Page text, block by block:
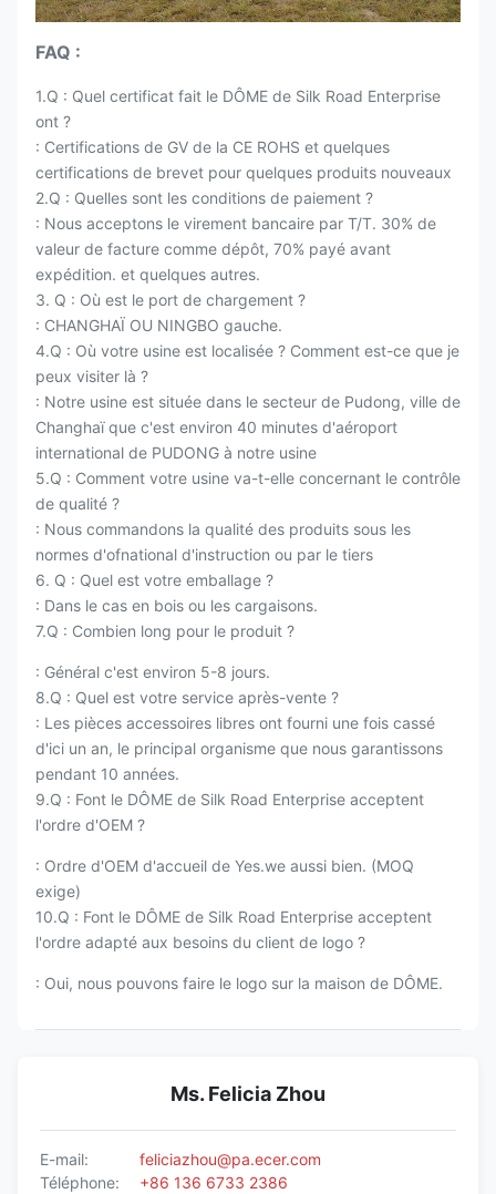
FAQ :
1.Q : Quel certificat fait le DÔME de Silk Road Enterprise
ont ?
: Certifications de GV de la CE ROHS et quelques
certifications de brevet pour quelques produits nouveaux
2.Q : Quelles sont les conditions de paiement ?
: Nous acceptons le virement bancaire par T/T. 30% de
valeur de facture comme dépôt, 70% payé avant
expédition. et quelques autres.
3. Q : Où est le port de chargement ?
: CHANGHAÏ OU NINGBO gauche.
4.Q : Où votre usine est localisée ? Comment est-ce que je
peux visiter là ?
: Notre usine est située dans le secteur de Pudong, ville de
Changhaï que c'est environ 40 minutes d'aéroport
international de PUDONG à notre usine
5.Q : Comment votre usine va-t-elle concernant le contrôle
de qualité ?
: Nous commandons la qualité des produits sous les
normes d'ofnational d'instruction ou par le tiers
6. Q : Quel est votre emballage ?
: Dans le cas en bois ou les cargaisons.
7.Q : Combien long pour le produit ?
: Général c'est environ 5-8 jours.
8.Q : Quel est votre service après-vente ?
: Les pièces accessoires libres ont fourni une fois cassé
d'ici un an, le principal organisme que nous garantissons
pendant 10 années.
9.Q : Font le DÔME de Silk Road Enterprise acceptent
l'ordre d'OEM ?
: Ordre d'OEM d'accueil de Yes.we aussi bien. (MOQ
exige)
10.Q : Font le DÔME de Silk Road Enterprise acceptent
l'ordre adapté aux besoins du client de logo ?
: Oui, nous pouvons faire le logo sur la maison de DÔME.
Ms. Felicia Zhou
E-mail:
feliciazhou@pa.ecer.com
Téléphone:
+86 136 6733 2386